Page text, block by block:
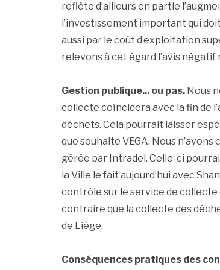
reflète d’ailleurs en partie
l’investissement important qui
aussi par le coût d’exploitation
relevons à cet égard l’avis
Gestion publique... ou pas. Nous
collecte coïncidera avec la fin de
déchets. Cela pourrait laisser
que souhaite VEGA. Nous
gérée par Intradel. Celle-ci
la Ville le fait aujourd’hui avec
contrôle sur le service de collecte
contraire que la collecte des
de Liège.
Conséquences pratiques des